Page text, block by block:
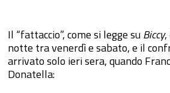
Il “fattaccio”, come si legge suBiccy,
notte tra venerdì e sabato, e il
arrivato solo ieri sera, quando
Donatella: